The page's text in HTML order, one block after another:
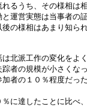
るうち、その様相は
運営実態は当事者の
の様相はあまり知ら
北派工作の変化をよ
者の規模が小さくな
者の１０％程度だっ
に達したことに比べ